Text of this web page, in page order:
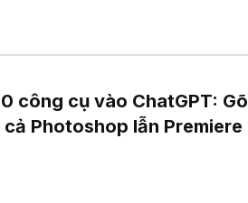
công cụ vào ChatGPT: Gõ
Photoshop lẫn Premiere